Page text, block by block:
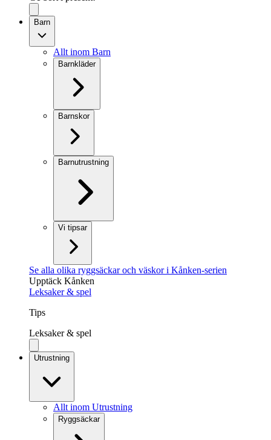
Barn
Allt inom Barn
Barnkläder
Barnskor
Barnutrustning
Vi tipsar
Se alla olika ryggsäckar och väskor i Kånken-serien
Upptäck Kånken
Leksaker & spel
Tips
Leksaker & spel
Utrustning
Allt inom Utrustning
Ryggsäckar